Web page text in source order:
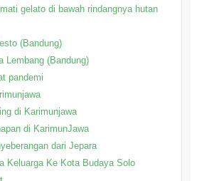
gelato di bawah rindangnya hutan
(Bandung)
Lembang (Bandung)
pandemi
di Karimunjawa
di KarimunJawa
dari Jepara
Keluarga Ke Kota Budaya Solo